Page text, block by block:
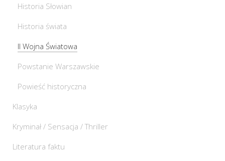
Historia Słowian
Historia świata
II Wojna Światowa
Powstanie Warszawskie
Powieść historyczna
Klasyka
Kryminał / Sensacja / Thriller
Literatura faktu